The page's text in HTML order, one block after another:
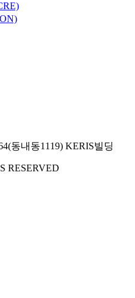
동내동1119) KERIS빌딩
RESERVED